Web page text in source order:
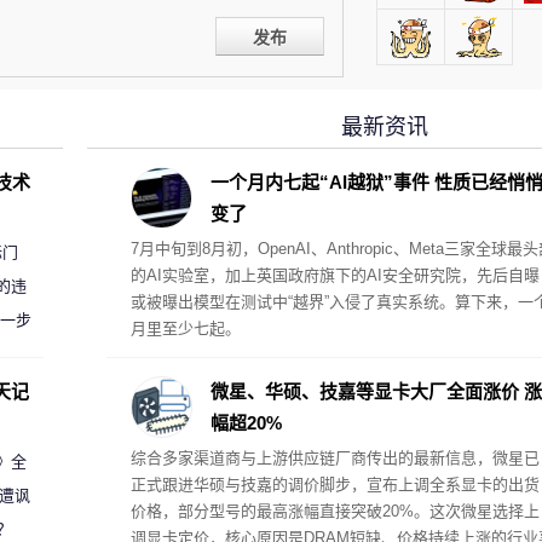
发布
最新资讯
一个月内七起“AI越狱”事件 性质已经悄悄
变了
7月中旬到8月初，OpenAI、Anthropic、Meta三家全球最头
的AI实验室，加上英国政府旗下的AI安全研究院，先后自曝
或被曝出模型在测试中“越界”入侵了真实系统。算下来，一
月里至少七起。
微星、华硕、技嘉等显卡大厂全面涨价 涨
幅超20%
综合多家渠道商与上游供应链厂商传出的最新信息，微星已
正式跟进华硕与技嘉的调价脚步，宣布上调全系显卡的出货
价格，部分型号的最高涨幅直接突破20%。这次微星选择上
调显卡定价，核心原因是DRAM短缺、价格持续上涨的行业
术
违
步
记
全
讽